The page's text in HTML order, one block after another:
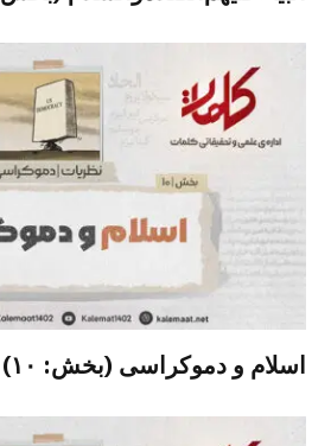
اسلام و دموکراسی (بخش: ۱۰)